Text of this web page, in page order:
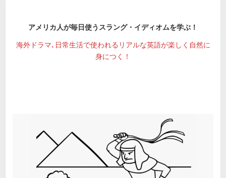
アメリカ人が毎日使うスラング・イディオムを学ぶ！
海外ドラマ､日常生活で使われるリアルな英語が楽しく自然に
身につく！